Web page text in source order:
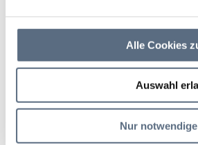
Alle Cookies
Auswahl
Nur
Kindererlebnispark Bayern